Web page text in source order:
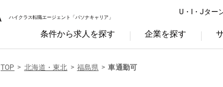
ハイクラス転職エージェント「パソナキャリア」
U・I・Jター
条件から求人を探す 企業を探す
TOP 北海道・東北 福島県 車通勤可